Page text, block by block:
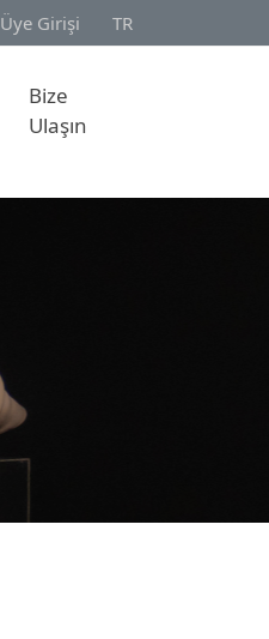
Üye Girişi TR
Bize
Ulaşın